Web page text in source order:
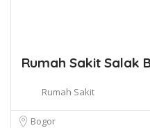
Rumah Sakit Salak
Rumah Sakit
Bogor